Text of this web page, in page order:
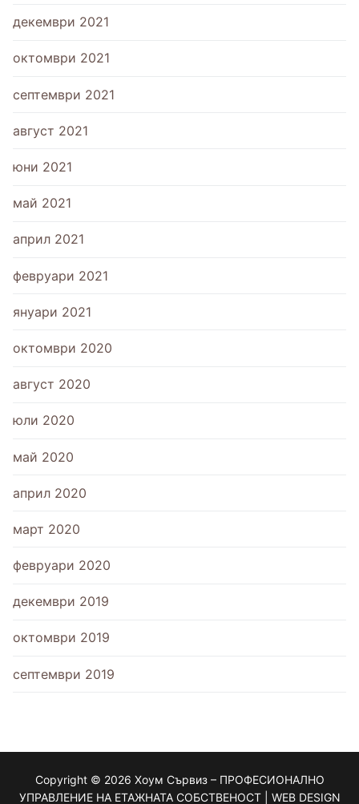
декември 2021
октомври 2021
септември 2021
август 2021
юни 2021
май 2021
април 2021
февруари 2021
януари 2021
октомври 2020
август 2020
юли 2020
май 2020
април 2020
март 2020
февруари 2020
декември 2019
октомври 2019
септември 2019
Copyright © 2026 Хоум Сървиз – ПРОФЕСИОНАЛНО
УПРАВЛЕНИЕ НА ЕТАЖНАТА СОБСТВЕНОСТ | WEB DESIGN